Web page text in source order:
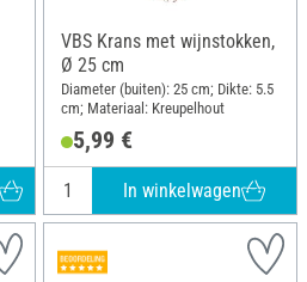
VBS Krans met wijnstokken,
Ø 25 cm
Diameter (buiten): 25 cm; Dikte: 5.5
cm; Materiaal: Kreupelhout
5,99 €
In winkelwagen